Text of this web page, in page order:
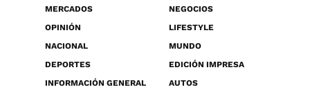
MERCADOS
NEGOCIOS
OPINIÓN
LIFESTYLE
NACIONAL
MUNDO
DEPORTES
EDICIÓN IMPRESA
INFORMACIÓN GENERAL
AUTOS